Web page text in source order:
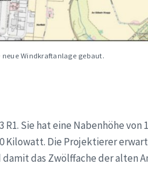
neue Windkraftanlage gebaut.
R1. Sie hat eine Nabenhöhe
Kilowatt. Die Projektierer
das Zwölffache der alten